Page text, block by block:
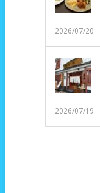
2026/07/20
2026/07/19